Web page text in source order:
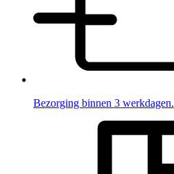
Bezorging binnen 3 werkdagen.